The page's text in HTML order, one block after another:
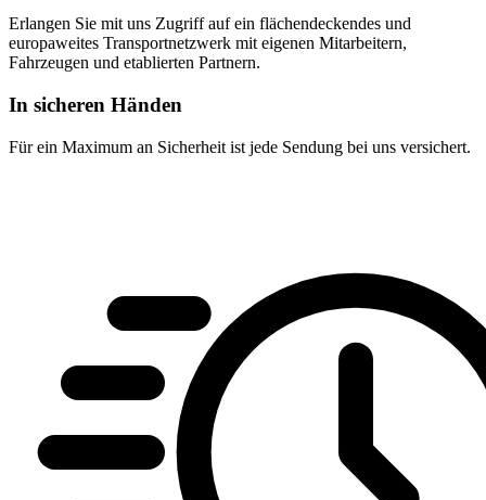
Erlangen Sie mit uns Zugriff auf ein flächendeckendes und
europaweites Transportnetzwerk mit eigenen Mitarbeitern,
Fahrzeugen und etablierten Partnern.
In sicheren Händen
Für ein Maximum an Sicherheit ist jede Sendung bei uns versichert.